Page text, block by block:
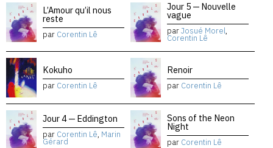
L’Amour qu’il nous
reste
par Corentin Lê
Jour 5 — Nouvelle
vague
parJosué Morel,
Corentin Lê
Kokuho
par Corentin Lê
Renoir
par Corentin Lê
Jour 4 — Eddington
par Corentin Lê, Marin
Gérard
Sons of the Neon
Night
par Corentin Lê